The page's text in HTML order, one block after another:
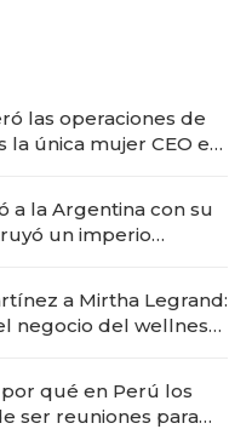
las operaciones de
la única mujer CEO en
a la Argentina con su
un imperio
a Mirtha Legrand:
negocio del wellness
qué en Perú los
ser reuniones para